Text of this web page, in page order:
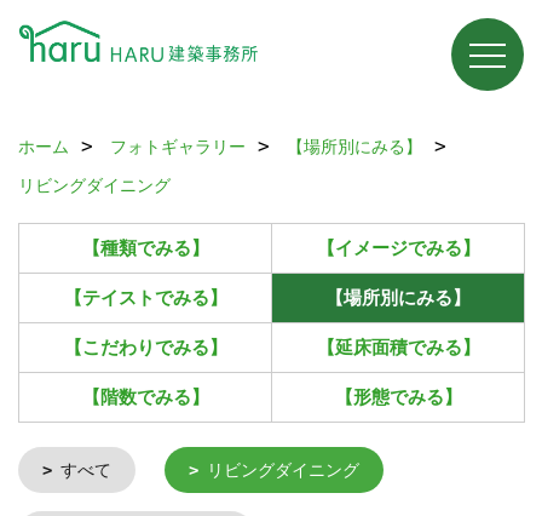
ホーム フォトギャラリー
【場所別にみる】
リビングダイニング
【種類でみる】 【イメージでみる】
【テイストでみる】 【場所別にみる】
【こだわりでみる】 【延床面積でみる】
【階数でみる】 【形態でみる】
すべて リビングダイニング